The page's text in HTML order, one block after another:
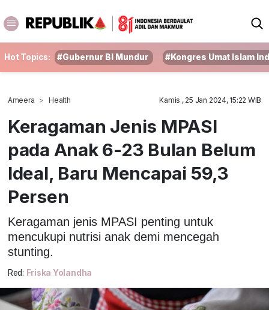
Hot Topics: #Gubernur BI Mundur #Kongres Umat Islam
Ameera Health Kamis , 25 Jan 2024, 15:22 WIB
Keragaman Jenis MPASI
pada Anak 6-23 Bulan Belum
Ideal, Baru Mencapai 59,3
Persen
Keragaman jenis MPASI penting untuk
mencukupi nutrisi anak demi mencegah
stunting.
Red: Friska Yolandha